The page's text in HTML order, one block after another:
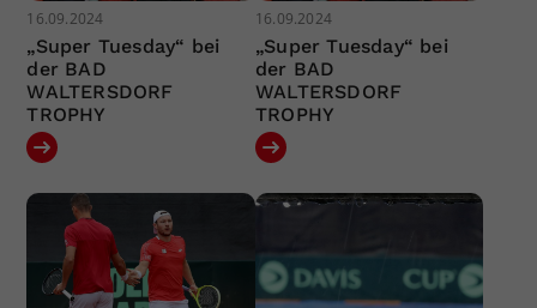
16.09.2024
„Super Tuesday“ bei
der BAD
WALTERSDORF
TROPHY
16.09.2024
„Super Tuesday“ bei
der BAD
WALTERSDORF
TROPHY